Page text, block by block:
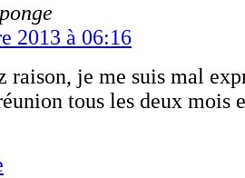
2013 à 06:16
raison, je me suis mal
tous les deux mois